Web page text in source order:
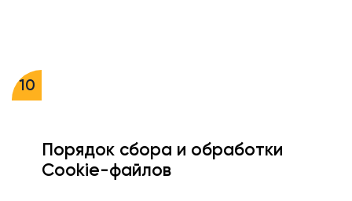
10
Порядок сбора и обработки
Cookie-файлов